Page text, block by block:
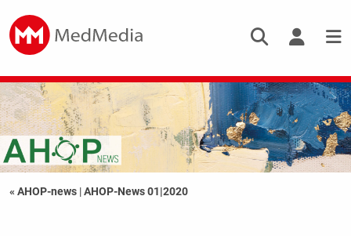
« AHOP-news |AHOP-News 01|2020